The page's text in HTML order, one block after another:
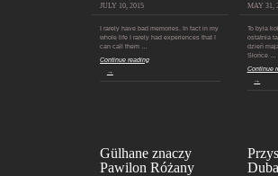
JULY 10, 2015
I rarely have bad memories. In fact in my
whole life I rarely had experiences that I
can call them …
Continue reading
→
MAY 31,
To była
ostatnia
dzień
Słońce …
Continue
→
Gülhane znaczy
Pawilon Różany